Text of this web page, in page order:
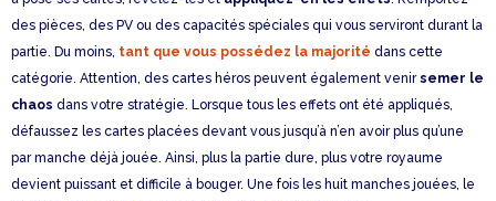
des pièces, des PV ou des capacités spéciales qui vous serviront durant la
partie. Du moins, tant que vous possédez la majorité dans cette
catégorie. Attention, des cartes héros peuvent également venirsemer le
chaos dans votre stratégie. Lorsque tous les effets ont été appliqués,
défaussez les cartes placées devant vous jusqu’à n’en avoir plus qu’une
par manche déjà jouée. Ainsi, plus la partie dure, plus votre royaume
devient puissant et difficile à bouger. Une fois les huit manches jouées, le